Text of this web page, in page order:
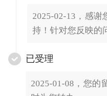
2025-02-13，感谢
持！针对您反映的
已受理
2025-01-08，您的